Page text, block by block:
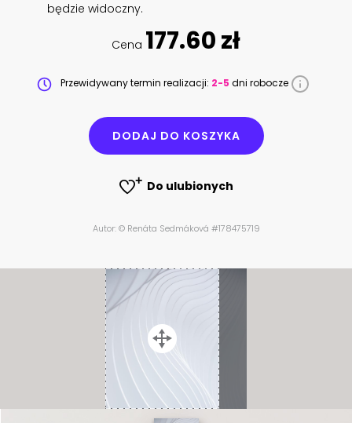
będzie widoczny.
Cena 177.60 zł
Przewidywany termin realizacji: 2-5 dni robocze
DODAJ DO KOSZYKA
Do ulubionych
Autor: © Renáta Sedmáková #178475719